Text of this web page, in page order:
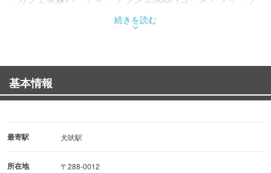
フトドリンク付8名様より
・パーティープラン5,000円／6,300円／7,350円／8,400円
・法事プラン5,250円より
続きを読む
基本情報
最寄駅 犬吠駅
所在地
〒288-0012